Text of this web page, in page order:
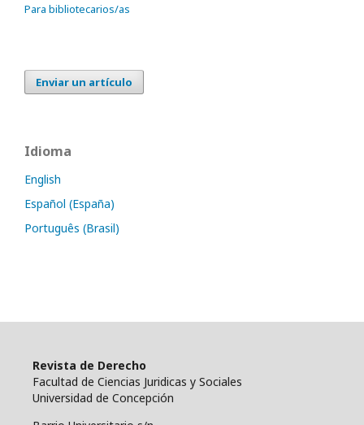
Para bibliotecarios/as
Enviar un artículo
Idioma
English
Español (España)
Português (Brasil)
Revista de Derecho
Facultad de Ciencias Juridicas y Sociales
Universidad de Concepción